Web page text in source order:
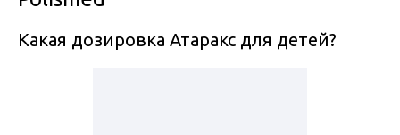
Какая дозировка Атаракс для детей?